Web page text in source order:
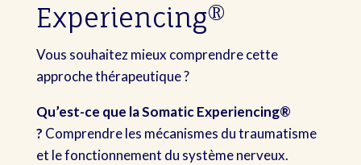
Experiencing®
Vous souhaitez mieux comprendre cette
approche thérapeutique ?
Qu’est-ce que la Somatic Experiencing®
? Comprendre les mécanismes du traumatisme
et le fonctionnement du système nerveux.